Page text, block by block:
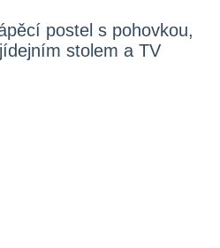
postel s pohovkou,
stolem a TV